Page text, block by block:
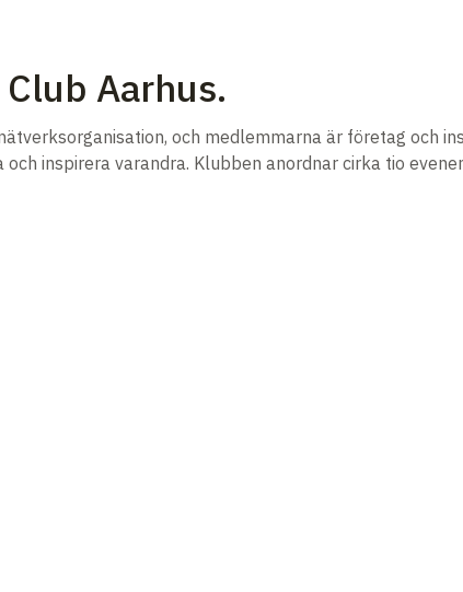
Aarhus.
och medlemmarna är företag och
inspirera varandra. Klubben anordnar cirka tio